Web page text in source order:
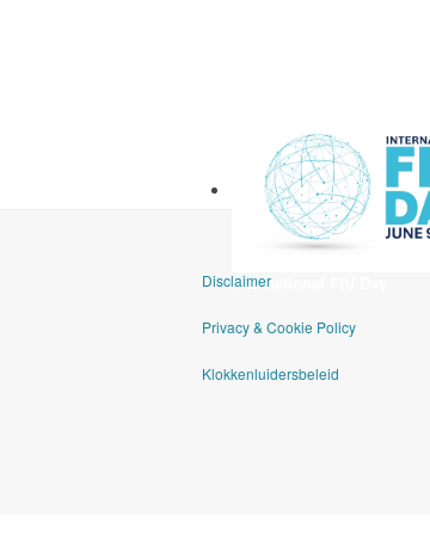
International FIU Day
Disclaimer
Privacy & Cookie Policy
Klokkenluidersbeleid